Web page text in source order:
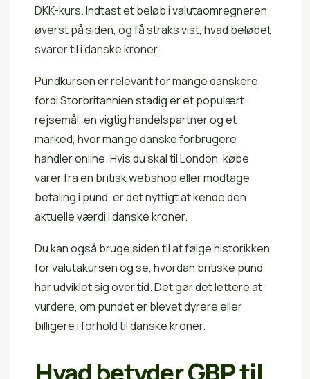
DKK-kurs. Indtast et beløb i valutaomregneren
øverst på siden, og få straks vist, hvad beløbet
svarer til i danske kroner.
Pundkursen er relevant for mange danskere,
fordi Storbritannien stadig er et populært
rejsemål, en vigtig handelspartner og et
marked, hvor mange danske forbrugere
handler online. Hvis du skal til London, købe
varer fra en britisk webshop eller modtage
betaling i pund, er det nyttigt at kende den
aktuelle værdi i danske kroner.
Du kan også bruge siden til at følge historikken
for valutakursen og se, hvordan britiske pund
har udviklet sig over tid. Det gør det lettere at
vurdere, om pundet er blevet dyrere eller
billigere i forhold til danske kroner.